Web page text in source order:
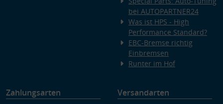
bei AUTOPARTNER24
Was ist HPS - High
Performance Standard?
EBC-Bremse richtig
Einbremsen
Runter im Hof
Zahlungsarten Versandarten